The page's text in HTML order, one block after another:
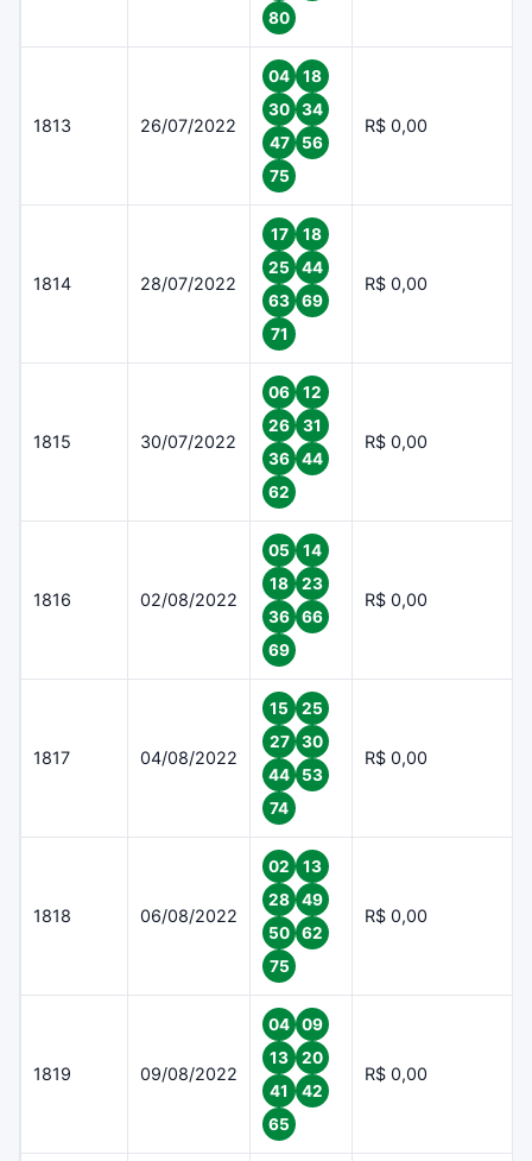
80
1813 26/07/2022
04
18
30
34
47
56
75
R$ 0,00
1814 28/07/2022
17
18
25
44
63
69
71
R$ 0,00
1815 30/07/2022
06
12
26
31
36
44
62
R$ 0,00
1816 02/08/2022
05
14
18
23
36
66
69
R$ 0,00
1817 04/08/2022
15
25
27
30
44
53
74
R$ 0,00
1818 06/08/2022
02
13
28
49
50
62
75
R$ 0,00
1819 09/08/2022
04
09
13
20
41
42
65
R$ 0,00